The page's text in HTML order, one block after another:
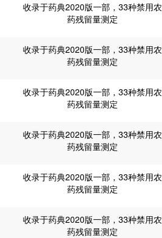
收录于药典2020版一部，33种禁用农
药残留量测定
收录于药典2020版一部，33种禁用农
药残留量测定
收录于药典2020版一部，33种禁用农
药残留量测定
收录于药典2020版一部，33种禁用农
药残留量测定
收录于药典2020版一部，33种禁用农
药残留量测定
收录于药典2020版一部，33种禁用农
药残留量测定